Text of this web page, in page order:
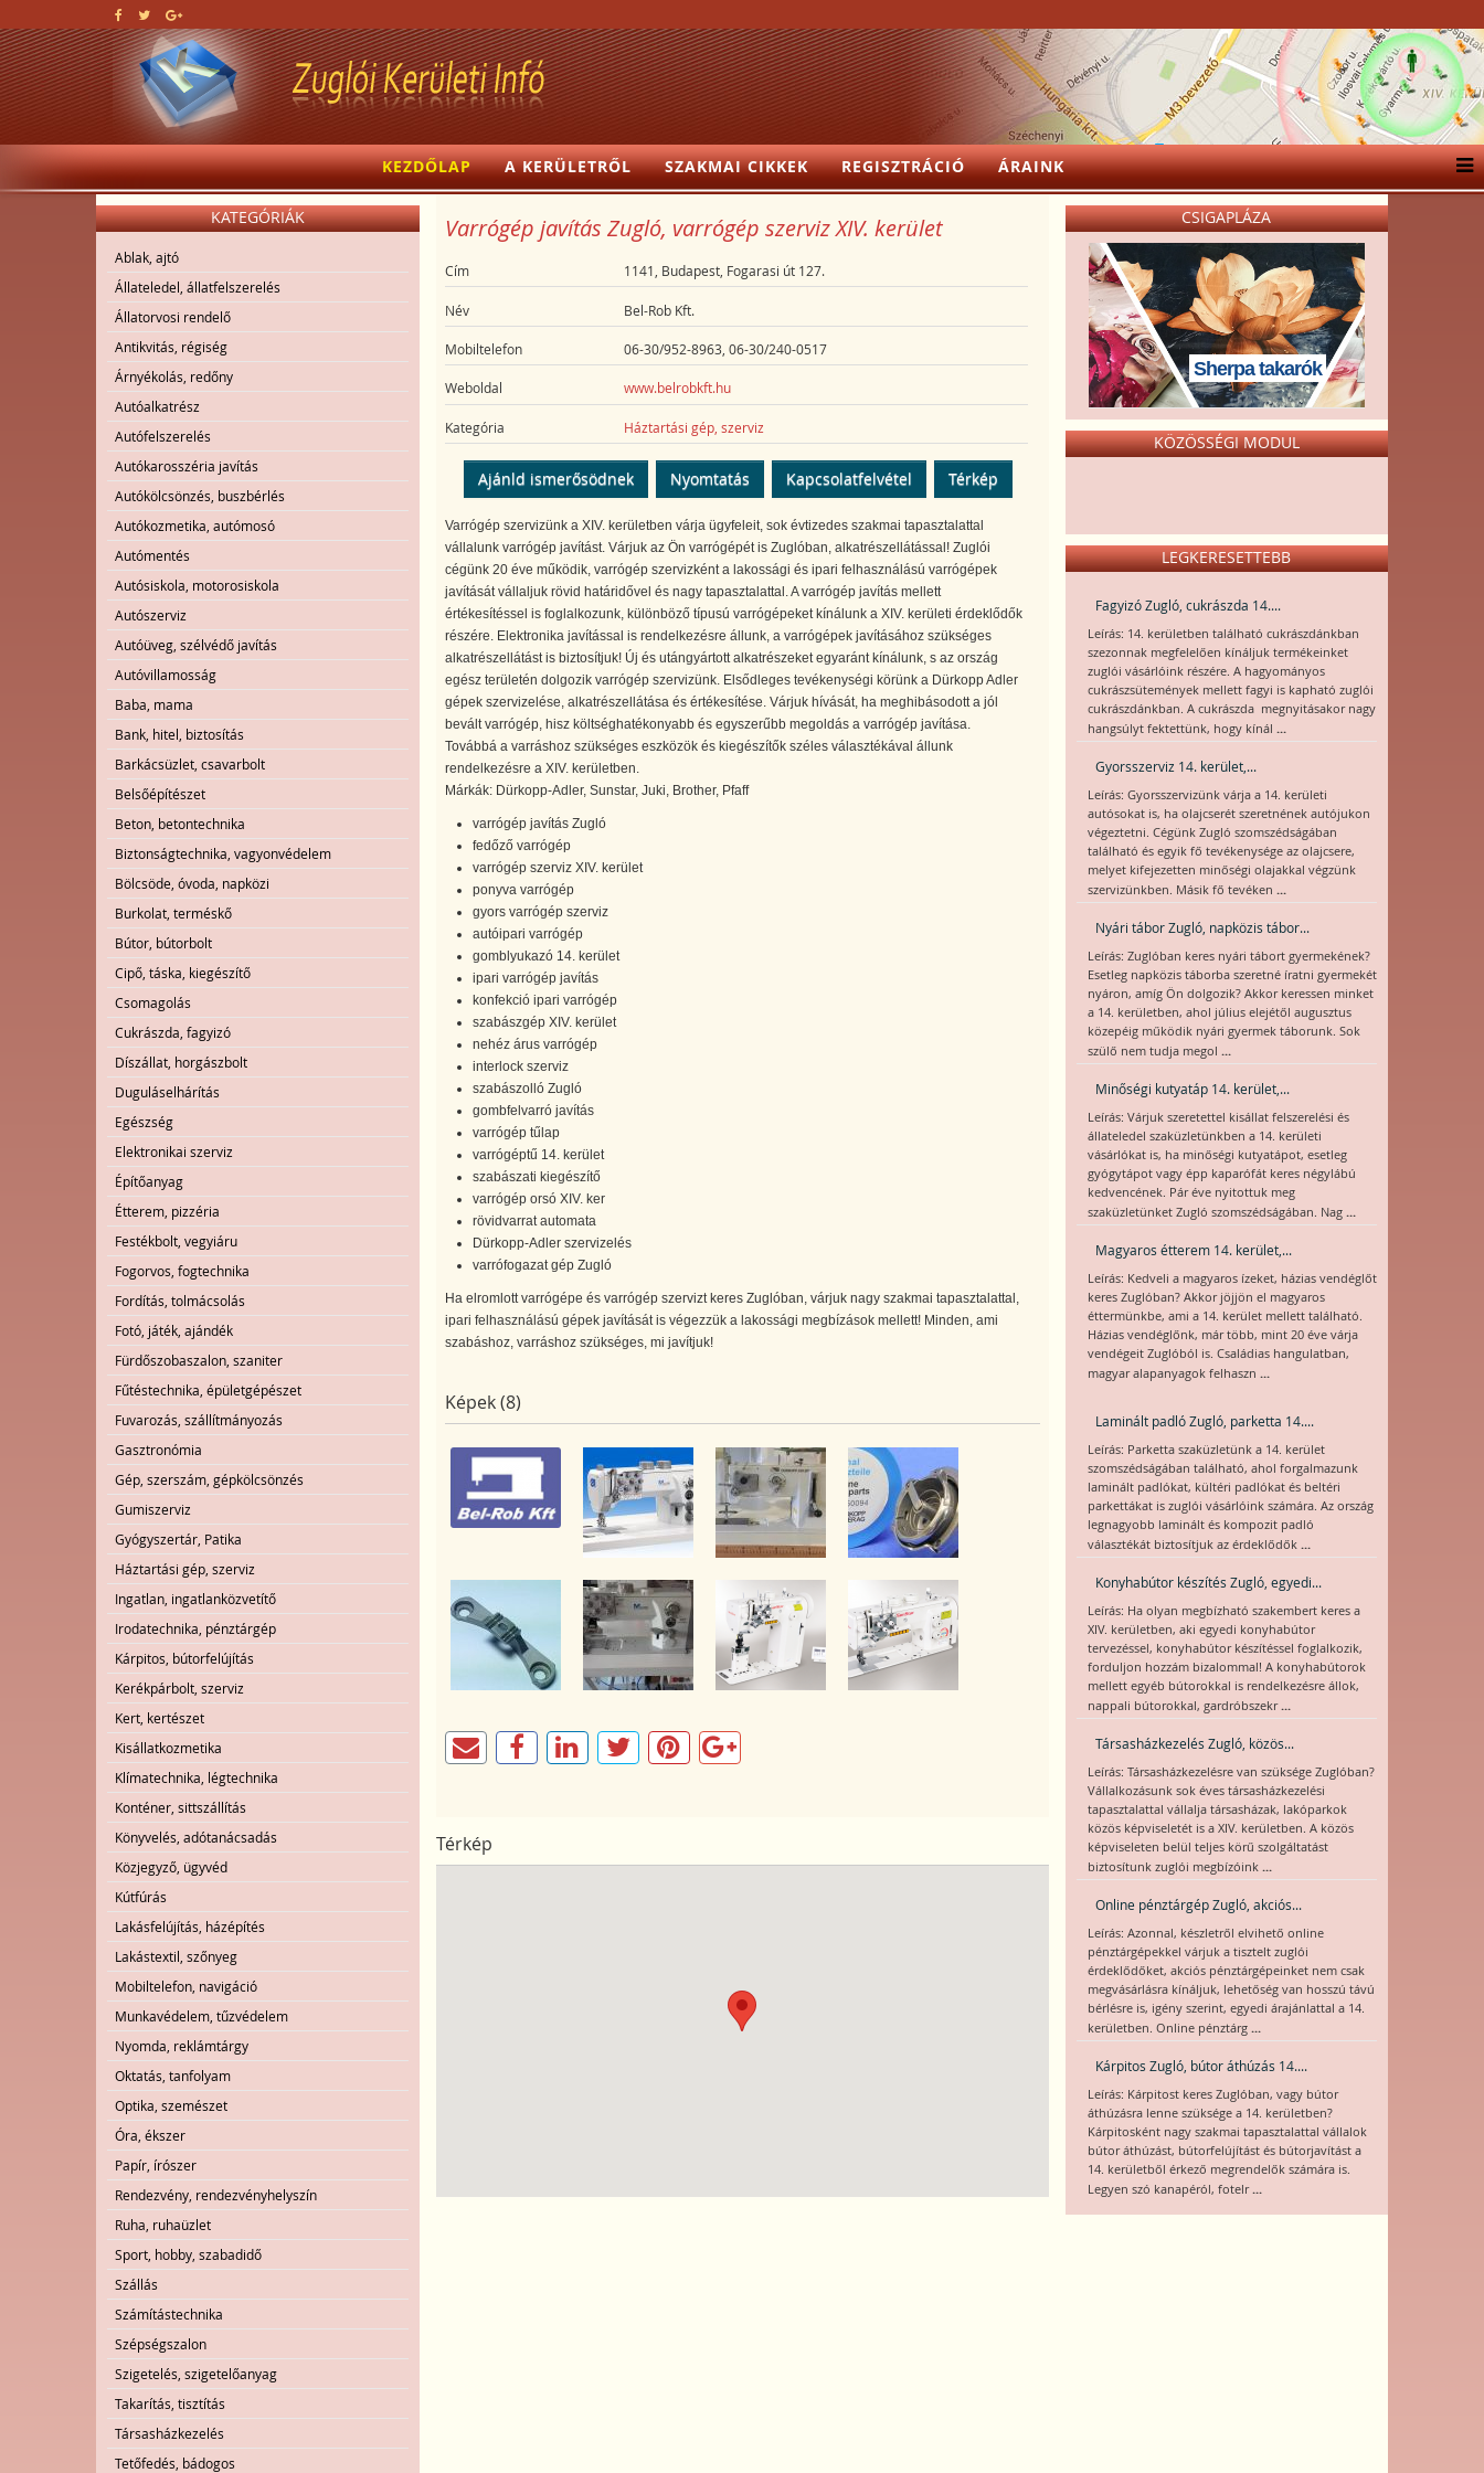
KEZDŐLAP A KERÜLETRŐL SZAKMAI CIKKEK REGISZTRÁCIÓ ÁRAINK
KATEGÓRIÁK
Ablak, ajtó
Állateledel, állatfelszerelés
Állatorvosi rendelő
Antikvitás, régiség
Árnyékolás, redőny
Autóalkatrész
Autófelszerelés
Autókarosszéria javítás
Autókölcsönzés, buszbérlés
Autókozmetika, autómosó
Autómentés
Autósiskola, motorosiskola
Autószerviz
Autóüveg, szélvédő javítás
Autóvillamosság
Baba, mama
Bank, hitel, biztosítás
Barkácsüzlet, csavarbolt
Belsőépítészet
Beton, betontechnika
Biztonságtechnika, vagyonvédelem
Bölcsöde, óvoda, napközi
Burkolat, terméskő
Bútor, bútorbolt
Cipő, táska, kiegészítő
Csomagolás
Cukrászda, fagyizó
Díszállat, horgászbolt
Duguláselhárítás
Egészség
Elektronikai szerviz
Építőanyag
Étterem, pizzéria
Festékbolt, vegyiáru
Fogorvos, fogtechnika
Fordítás, tolmácsolás
Fotó, játék, ajándék
Fürdőszobaszalon, szaniter
Fűtéstechnika, épületgépészet
Fuvarozás, szállítmányozás
Gasztronómia
Gép, szerszám, gépkölcsönzés
Gumiszerviz
Gyógyszertár, Patika
Háztartási gép, szerviz
Ingatlan, ingatlanközvetítő
Irodatechnika, pénztárgép
Kárpitos, bútorfelújítás
Kerékpárbolt, szerviz
Kert, kertészet
Kisállatkozmetika
Klímatechnika, légtechnika
Konténer, sittszállítás
Könyvelés, adótanácsadás
Közjegyző, ügyvéd
Kútfúrás
Lakásfelújítás, házépítés
Lakástextil, szőnyeg
Mobiltelefon, navigáció
Munkavédelem, tűzvédelem
Nyomda, reklámtárgy
Oktatás, tanfolyam
Optika, szemészet
Óra, ékszer
Papír, írószer
Rendezvény, rendezvényhelyszín
Ruha, ruhaüzlet
Sport, hobby, szabadidő
Szállás
Számítástechnika
Szépségszalon
Szigetelés, szigetelőanyag
Takarítás, tisztítás
Társasházkezelés
Tetőfedés, bádogos
Varrógép javítás Zugló, varrógép szerviz XIV. kerület
Cím 1141, Budapest, Fogarasi út 127.
Név Bel-Rob Kft.
Mobiltelefon 06-30/952-8963, 06-30/240-0517
Weboldal www.belrobkft.hu
Kategória Háztartási gép, szerviz
Ajánld ismerősödnek Nyomtatás Kapcsolatfelvétel Térkép
Varrógép szervizünk a XIV. kerületben várja ügyfeleit, sok évtizedes szakmai tapasztalattal
vállalunk varrógép javítást. Várjuk az Ön varrógépét is Zuglóban, alkatrészellátással! Zuglói
cégünk 20 éve működik, varrógép szervizként a lakossági és ipari felhasználású varrógépek
javítását vállaljuk rövid határidővel és nagy tapasztalattal. A varrógép javítás mellett
értékesítéssel is foglalkozunk, különböző típusú varrógépeket kínálunk a XIV. kerületi érdeklődők
részére. Elektronika javítással is rendelkezésre állunk, a varrógépek javításához szükséges
alkatrészellátást is biztosítjuk! Új és utángyártott alkatrészeket egyaránt kínálunk, s az ország
egész területén dolgozik varrógép szervizünk. Elsődleges tevékenységi körünk a Dürkopp Adler
gépek szervizelése, alkatrészellátása és értékesítése. Várjuk hívását, ha meghibásodott a jól
bevált varrógép, hisz költséghatékonyabb és egyszerűbb megoldás a varrógép javítása.
Továbbá a varráshoz szükséges eszközök és kiegészítők széles választékával állunk
rendelkezésre a XIV. kerületben.
Márkák: Dürkopp-Adler, Sunstar, Juki, Brother, Pfaff
varrógép javítás Zugló
fedőző varrógép
varrógép szerviz XIV. kerület
ponyva varrógép
gyors varrógép szerviz
autóipari varrógép
gomblyukazó 14. kerület
ipari varrógép javítás
konfekció ipari varrógép
szabászgép XIV. kerület
nehéz árus varrógép
interlock szerviz
szabászolló Zugló
gombfelvarró javítás
varrógép tűlap
varrógéptű 14. kerület
szabászati kiegészítő
varrógép orsó XIV. ker
rövidvarrat automata
Dürkopp-Adler szervizelés
varrófogazat gép Zugló
Ha elromlott varrógépe és varrógép szervizt keres Zuglóban, várjuk nagy szakmai tapasztalattal,
ipari felhasználású gépek javítását is végezzük a lakossági megbízások mellett! Minden, ami
szabáshoz, varráshoz szükséges, mi javítjuk!
Képek (8)
Térkép
CSIGAPLÁZA
Sherpa takarók
KÖZÖSSÉGI MODUL
LEGKERESETTEBB
Fagyizó Zugló, cukrászda 14....
Leírás: 14. kerületben található cukrászdánkban
szezonnak megfelelően kínáljuk termékeinket
zuglói vásárlóink részére. A hagyományos
cukrászsütemények mellett fagyi is kapható zuglói
cukrászdánkban. A cukrászda megnyitásakor nagy
hangsúlyt fektettünk, hogy kínál ...
Gyorsszerviz 14. kerület,...
Leírás: Gyorsszervizünk várja a 14. kerületi
autósokat is, ha olajcserét szeretnének autójukon
végeztetni. Cégünk Zugló szomszédságában
található és egyik fő tevékenysége az olajcsere,
melyet kifejezetten minőségi olajakkal végzünk
szervizünkben. Másik fő tevéken ...
Nyári tábor Zugló, napközis tábor...
Leírás: Zuglóban keres nyári tábort gyermekének?
Esetleg napközis táborba szeretné íratni gyermekét
nyáron, amíg Ön dolgozik? Akkor keressen minket
a 14. kerületben, ahol július elejétől augusztus
közepéig működik nyári gyermek táborunk. Sok
szülő nem tudja megol ...
Minőségi kutyatáp 14. kerület,...
Leírás: Várjuk szeretettel kisállat felszerelési és
állateledel szaküzletünkben a 14. kerületi
vásárlókat is, ha minőségi kutyatápot, esetleg
gyógytápot vagy épp kaparófát keres négylábú
kedvencének. Pár éve nyitottuk meg
szaküzletünket Zugló szomszédságában. Nag ...
Magyaros étterem 14. kerület,...
Leírás: Kedveli a magyaros ízeket, házias vendéglőt
keres Zuglóban? Akkor jöjjön el magyaros
éttermünkbe, ami a 14. kerület mellett található.
Házias vendéglőnk, már több, mint 20 éve várja
vendégeit Zuglóból is. Családias hangulatban,
magyar alapanyagok felhaszn ...
Laminált padló Zugló, parketta 14....
Leírás: Parketta szaküzletünk a 14. kerület
szomszédságában található, ahol forgalmazunk
laminált padlókat, kültéri padlókat és beltéri
parkettákat is zuglói vásárlóink számára. Az ország
legnagyobb laminált és kompozit padló
választékát biztosítjuk az érdeklődők ...
Konyhabútor készítés Zugló, egyedi...
Leírás: Ha olyan megbízható szakembert keres a
XIV. kerületben, aki egyedi konyhabútor
tervezéssel, konyhabútor készítéssel foglalkozik,
forduljon hozzám bizalommal! A konyhabútorok
mellett egyéb bútorokkal is rendelkezésre állok,
nappali bútorokkal, gardróbszekr...
Társasházkezelés Zugló, közös...
Leírás: Társasházkezelésre van szüksége Zuglóban?
Vállalkozásunk sok éves társasházkezelési
tapasztalattal vállalja társasházak, lakóparkok
közös képviseletét is a XIV. kerületben. A közös
képviseleten belül teljes körű szolgáltatást
biztosítunk zuglói megbízóink ...
Online pénztárgép Zugló, akciós...
Leírás: Azonnal, készletről elvihető online
pénztárgépekkel várjuk a tisztelt zuglói
érdeklődőket, akciós pénztárgépeinket nem csak
megvásárlásra kínáljuk, lehetőség van hosszú távú
bérlésre is, igény szerint, egyedi árajánlattal a 14.
kerületben. Online pénztárg ...
Kárpitos Zugló, bútor áthúzás 14....
Leírás: Kárpitost keres Zuglóban, vagy bútor
áthúzásra lenne szüksége a 14. kerületben?
Kárpitosként nagy szakmai tapasztalattal vállalok
bútor áthúzást, bútorfelújítást és bútorjavítást a
14. kerületből érkező megrendelők számára is.
Legyen szó kanapéról, fotelr...